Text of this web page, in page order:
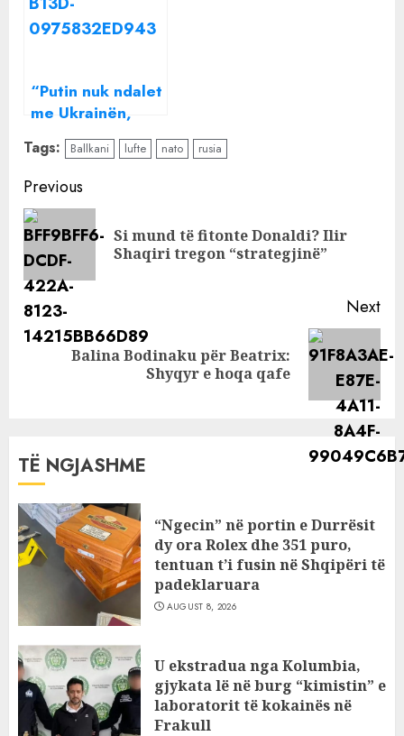
“Putin nuk ndalet
me Ukrainën,
vendet Baltike
dhe Ballkani
Perëndimor në
rrezik!”: Ç’po
paralajmëron
Sekretarja e
Jashtme
Britanike?
Tags: Ballkani lufte nato rusia
Continue
Reading
Previous
Si mund të fitonte Donaldi? Ilir
Shaqiri tregon “strategjinë”
Next
Balina Bodinaku për Beatrix:
Shyqyr e hoqa qafe
TË NGJASHME
“Ngecin” në portin e Durrësit
dy ora Rolex dhe 351 puro,
tentuan t’i fusin në Shqipëri të
padeklaruara
AUGUST 8, 2026
U ekstradua nga Kolumbia,
gjykata lë në burg “kimistin” e
laboratorit të kokainës në
Frakull